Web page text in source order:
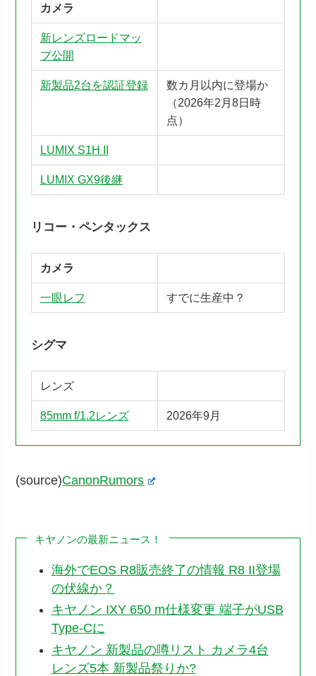
カメラ
新レンズロードマッ
プ公開
新製品2台を認証登録
数カ月以内に登場か
（2026年2月8日時
点）
LUMIX S1H II
LUMIX GX9後継
リコー・ペンタックス
カメラ
一眼レフ すでに生産中？
シグマ
レンズ
85mm f/1.2レンズ 2026年9月
(source)CanonRumors
キヤノンの最新ニュース！
海外でEOS R8販売終了の情報 R8 II登場
の伏線か？
キヤノン IXY 650 m仕様変更 端子がUSB
Type-Cに
キヤノン 新製品の噂リスト カメラ4台
レンズ5本 新製品祭りか?